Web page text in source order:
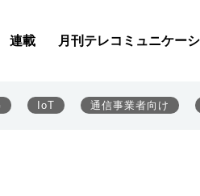
連載 月刊テレコミュニケー
IoT 通信事業者向け